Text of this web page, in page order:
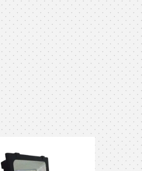
رنگ بدنه : مشکی رنگ نور
مهتابی و امبر و قرمز و سبز و
5 درجه ضمانت : 24 ماه